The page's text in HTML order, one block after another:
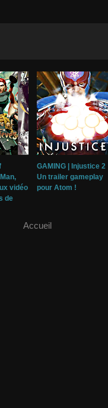
vidéo
de
GAMING | Injustice 2
Un trailer gameplay
pour Atom !
Accueil